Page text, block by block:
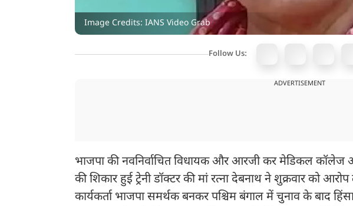
Image Credits: IANS Video Grab
Follow Us:
ADVERTISEMENT
भाजपा की नवनिर्वाचित विधायक और आरजी कर मेडिकल कॉलेज
की शिकार हुई ट्रेनी डॉक्टर की मां रत्ना देबनाथ ने शुक्रवार को
कार्यकर्ता भाजपा समर्थक बनकर पश्चिम बंगाल में चुनाव के बाद